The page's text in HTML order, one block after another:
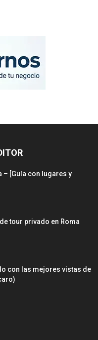
– [Guía con lugares y
tour privado en Roma
con las mejores vistas de